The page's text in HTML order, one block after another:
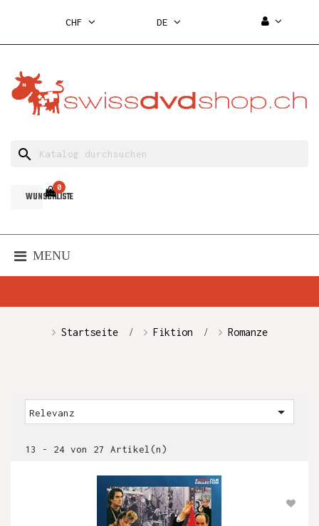
CHF DE
search
WUNSCHLISTE
0
MENU
Startseite Fiktion Romanze
Relevanz 
13 - 24 von 27 Artikel(n)